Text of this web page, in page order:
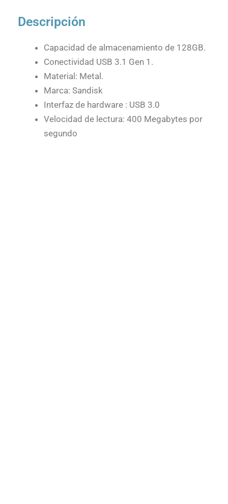
Descripción
Capacidad de almacenamiento de 128GB.
Conectividad USB 3.1 Gen 1.
Material: Metal.
Marca: Sandisk
Interfaz de hardware : USB 3.0
Velocidad de lectura: 400 Megabytes por
segundo